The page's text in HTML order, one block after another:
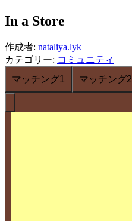
In a Store
作成者: nataliya.lyk
カテゴリー: コミュニティ
マッチング1
マッチング2